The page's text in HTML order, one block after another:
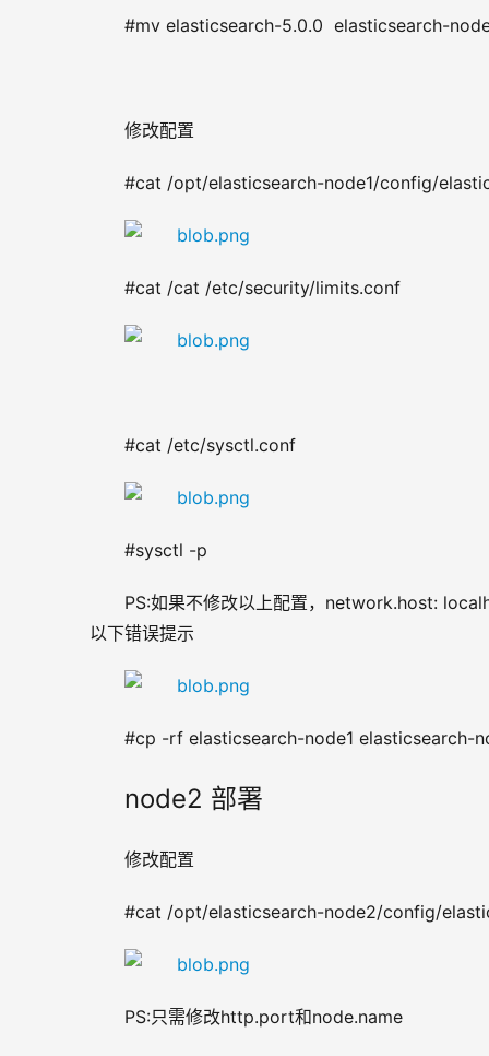
#mv elasticsearch-5.0.0  elasticsearch-
修改配置
#cat /opt/elasticsearch-node1/config/
#cat /cat /etc/security/limits.conf
#cat /etc/sysctl.conf
#sysctl -p
PS:如果不修改以上配置，network.host:
以下错误提示
#cp -rf elasticsearch-node1 elasticsearch-
node2 部署
修改配置
#cat /opt/elasticsearch-node2/config/
PS:只需修改http.port和node.name